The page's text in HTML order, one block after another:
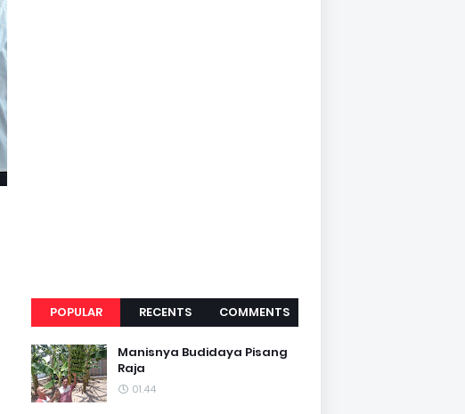
POPULAR RECENTS COMMENTS
Manisnya Budidaya Pisang
Raja
01.44